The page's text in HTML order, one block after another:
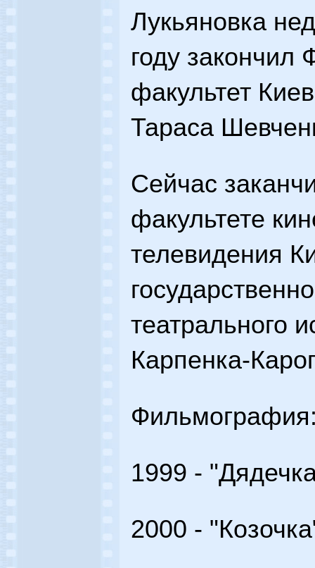
Лукьяновка
году закончил
факультет
Тараса
Сейчас
факультете
телевидения
театрального
Карпенка-
1999 -
2000 -